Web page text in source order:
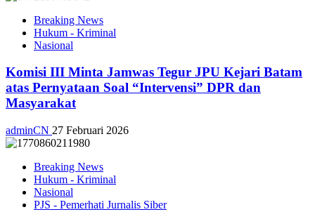
Breaking News
Hukum - Kriminal
Nasional
Komisi III Minta Jamwas Tegur JPU Kejari Batam
atas Pernyataan Soal “Intervensi” DPR dan
Masyarakat
adminCN 27 Februari 2026
Breaking News
Hukum - Kriminal
Nasional
PJS - Pemerhati Jurnalis Siber